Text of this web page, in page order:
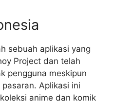
sebuah aplikasi yang
Project dan telah
pengguna meskipun
Aplikasi ini
anime dan komik